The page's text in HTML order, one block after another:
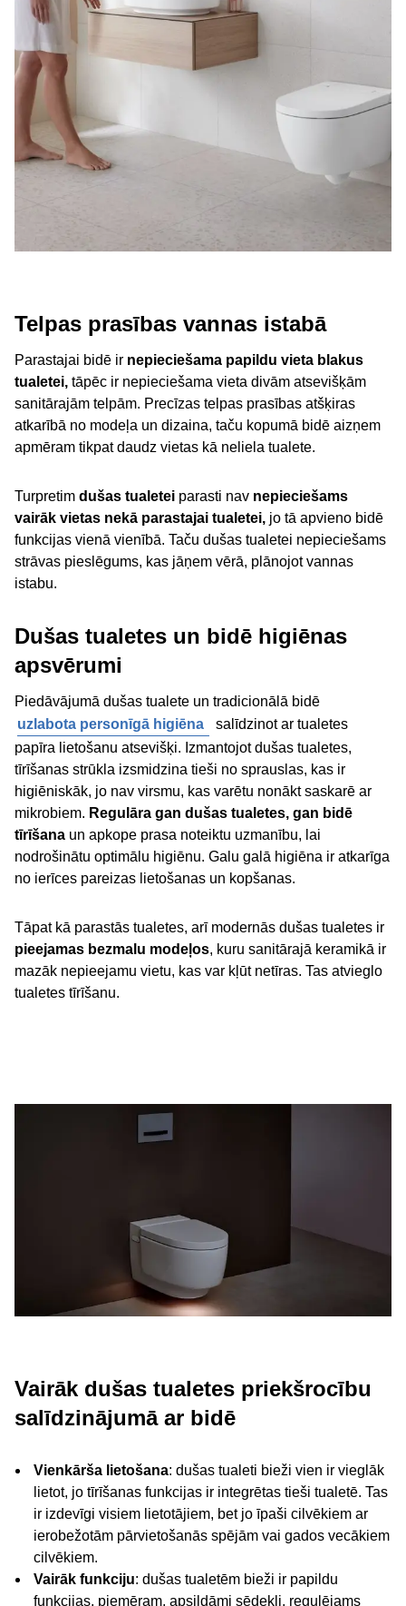
Telpas prasības vannas istabā
Parastajai bidē ir nepieciešama papildu vieta blakus
tualetei, tāpēc ir nepieciešama vieta divām atsevišķām
sanitārajām telpām. Precīzas telpas prasības atšķiras
atkarībā no modeļa un dizaina, taču kopumā bidē aizņem
apmēram tikpat daudz vietas kā neliela tualete.
Turpretim dušas tualetei parasti nav nepieciešams
vairāk vietas nekā parastajai tualetei, jo tā apvieno bidē
funkcijas vienā vienībā. Taču dušas tualetei nepieciešams
strāvas pieslēgums, kas jāņem vērā, plānojot vannas
istabu.
Dušas tualetes un bidē higiēnas
apsvērumi
Piedāvājumā dušas tualete un tradicionālā bidē
uzlabota personīgā higiēna
salīdzinot ar tualetes
papīra lietošanu atsevišķi. Izmantojot dušas tualetes,
tīrīšanas strūkla izsmidzina tieši no sprauslas, kas ir
higiēniskāk, jo nav virsmu, kas varētu nonākt saskarē ar
mikrobiem. Regulāra gan dušas tualetes, gan bidē
tīrīšana un apkope prasa noteiktu uzmanību, lai
nodrošinātu optimālu higiēnu. Galu galā higiēna ir atkarīga
no ierīces pareizas lietošanas un kopšanas.
Tāpat kā parastās tualetes, arī modernās dušas tualetes ir
pieejamas bezmalu modeļos, kuru sanitārajā keramikā ir
mazāk nepieejamu vietu, kas var kļūt netīras. Tas atvieglo
tualetes tīrīšanu.
Vairāk dušas tualetes priekšrocību
salīdzinājumā ar bidē
Vienkārša lietošana: dušas tualeti bieži vien ir vieglāk
lietot, jo tīrīšanas funkcijas ir integrētas tieši tualetē. Tas
ir izdevīgi visiem lietotājiem, bet jo īpaši cilvēkiem ar
ierobežotām pārvietošanās spējām vai gados vecākiem
cilvēkiem.
Vairāk funkciju: dušas tualetēm bieži ir papildu
funkcijas, piemēram, apsildāmi sēdekļi, regulējams